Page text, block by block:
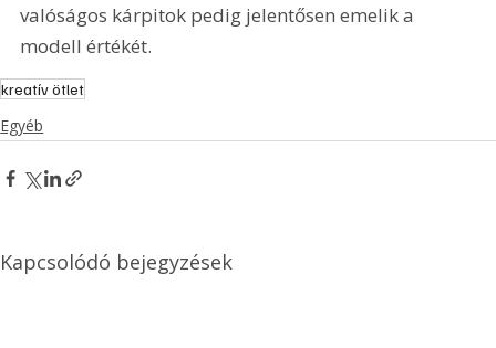
valóságos kárpitok pedig jelentősen emelik a
modell értékét.
kreatív ötlet
Egyéb
Kapcsolódó bejegyzések